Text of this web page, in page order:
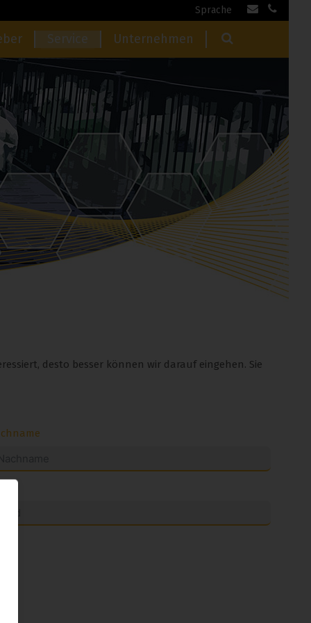
Sprache
Service Unternehmen
desto besser können wir darauf eingehen. Sie